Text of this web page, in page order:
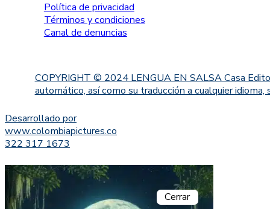
Política de privacidad
Términos y condiciones
Canal de denuncias
COPYRIGHT © 2024 LENGUA EN SALSA Casa
automático, así como su traducción a cualquier
Desarrollado por
www.colombiapictures.co
322 317 1673
Cerrar